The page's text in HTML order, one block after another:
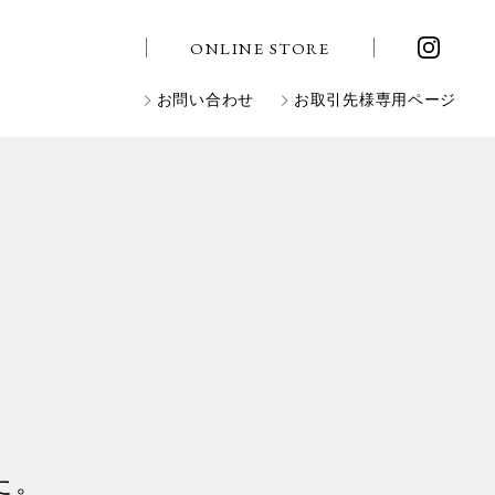
ONLINE STORE
お問い合わせ お取引先様専用ページ